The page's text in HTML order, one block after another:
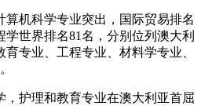
算机科学专业突出，国际贸易排名
世界排名81名，分别位列澳大利
专业、工程专业、材料学专业、
，护理和教育专业在澳大利亚首屈